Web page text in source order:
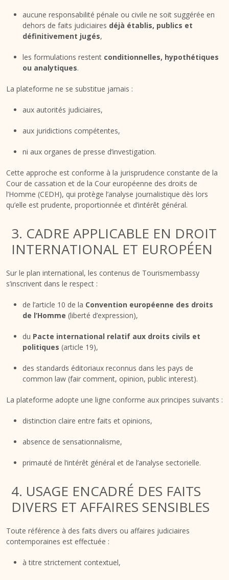
aucune responsabilité pénale ou civile ne soit suggérée en
dehors de faits judiciaires déjà établis, publics et
définitivement jugés,
les formulations restent conditionnelles, hypothétiques
ou analytiques.
La plateforme ne se substitue jamais :
aux autorités judiciaires,
aux juridictions compétentes,
ni aux organes de presse d’investigation.
Cette approche est conforme à la jurisprudence constante de la
Cour de cassation et de la Cour européenne des droits de
l’Homme (CEDH), qui protège l’analyse journalistique dès lors
qu’elle est prudente, proportionnée et d’intérêt général.
3. CADRE APPLICABLE EN DROIT
INTERNATIONAL ET EUROPÉEN
Sur le plan international, les contenus de Tourismembassy
s’inscrivent dans le respect :
de l’article 10 de la Convention européenne des droits
de l’Homme (liberté d’expression),
du Pacte international relatif aux droits civils et
politiques (article 19),
des standards éditoriaux reconnus dans les pays de
common law (fair comment, opinion, public interest).
La plateforme adopte une ligne conforme aux principes suivants :
distinction claire entre faits et opinions,
absence de sensationnalisme,
primauté de l’intérêt général et de l’analyse sectorielle.
4. USAGE ENCADRÉ DES FAITS
DIVERS ET AFFAIRES SENSIBLES
Toute référence à des faits divers ou affaires judiciaires
contemporaines est effectuée :
à titre strictement contextuel,